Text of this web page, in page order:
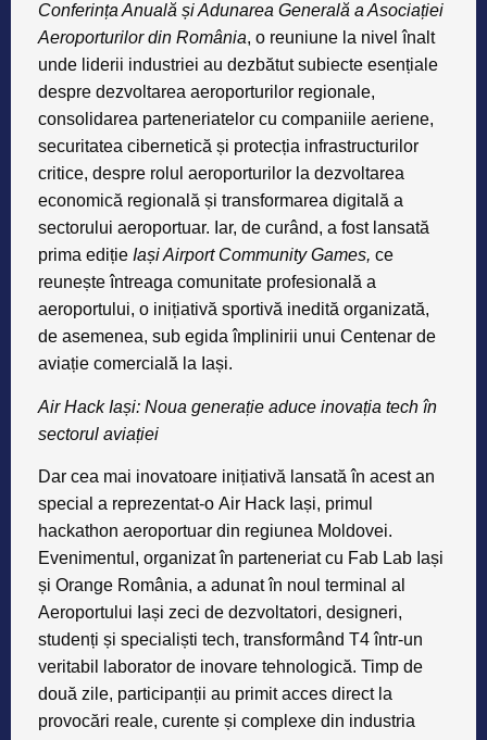
Conferința Anuală și Adunarea Generală a Asociației
Aeroporturilor din România, o reuniune la nivel înalt
unde liderii industriei au dezbătut subiecte esențiale
despre dezvoltarea aeroporturilor regionale,
consolidarea parteneriatelor cu companiile aeriene,
securitatea cibernetică și protecția infrastructurilor
critice, despre rolul aeroporturilor la dezvoltarea
economică regională și transformarea digitală a
sectorului aeroportuar. Iar, de curând, a fost lansată
prima ediție Iași Airport Community Games, ce
reunește întreaga comunitate profesională a
aeroportului, o inițiativă sportivă inedită organizată,
de asemenea, sub egida împlinirii unui Centenar de
aviație comercială la Iași.
Air Hack Iași: Noua generație aduce inovația tech în
sectorul aviației
Dar cea mai inovatoare inițiativă lansată în acest an
special a reprezentat-o Air Hack Iași, primul
hackathon aeroportuar din regiunea Moldovei.
Evenimentul, organizat în parteneriat cu Fab Lab Iași
și Orange România, a adunat în noul terminal al
Aeroportului Iași zeci de dezvoltatori, designeri,
studenți și specialiști tech, transformând T4 într-un
veritabil laborator de inovare tehnologică. Timp de
două zile, participanții au primit acces direct la
provocări reale, curente și complexe din industria